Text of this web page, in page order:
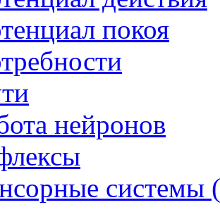
покоя
нейронов
системы